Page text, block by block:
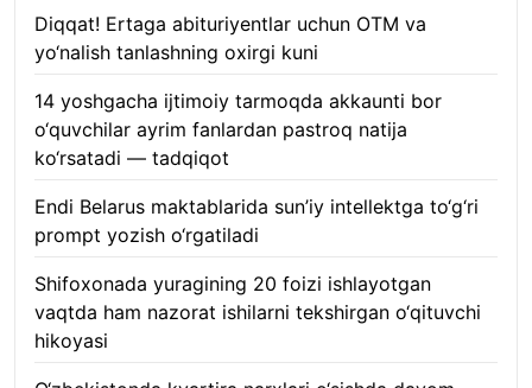
Diqqat! Ertaga abituriyentlar uchun OTM va
yo‘nalish tanlashning oxirgi kuni
14 yoshgacha ijtimoiy tarmoqda akkaunti bor
o‘quvchilar ayrim fanlardan pastroq natija
ko‘rsatadi — tadqiqot
Endi Belarus maktablarida sun’iy intellektga to‘g‘ri
prompt yozish o‘rgatiladi
Shifoxonada yuragining 20 foizi ishlayotgan
vaqtda ham nazorat ishilarni tekshirgan o‘qituvchi
hikoyasi